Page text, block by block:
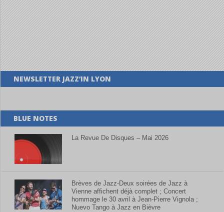
NEWSLETTER JAZZ’IN LYON
BLUE NOTES
La Revue De Disques – Mai 2026
Brèves de Jazz-Deux soirées de Jazz à
Vienne affichent déjà complet ; Concert
hommage le 30 avril à Jean-Pierre Vignola ;
Nuevo Tango à Jazz en Bièvre